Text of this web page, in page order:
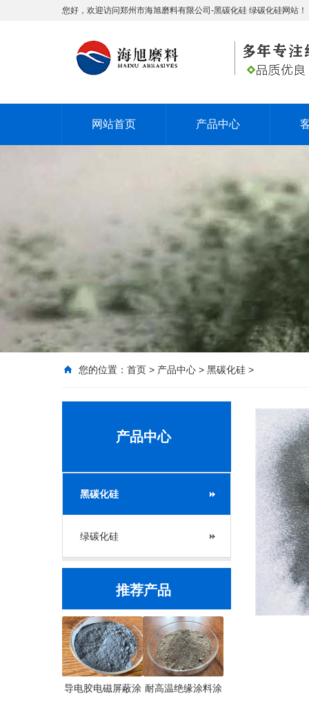
您好，欢迎访问郑州市海旭磨料有限公司-黑碳化硅 绿碳化硅网站！
网站首页 产品中心
您的位置： 首页 > 产品中心 > 黑碳化硅 >
产品中心
黑碳化硅
绿碳化硅
推荐产品
导电胶电磁屏蔽涂 耐高温绝缘涂料涂